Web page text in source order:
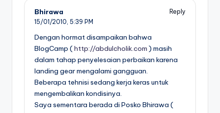
Bhirawa
Reply
15/01/2010, 5:39 PM
Dengan hormat disampaikan bahwa
BlogCamp (http://abdulcholik.com ) masih
dalam tahap penyelesaian perbaikan karena
landing gear mengalami gangguan.
Beberapa tehnisi sedang kerja keras untuk
mengembalikan kondisinya.
Saya sementara berada di Posko Bhirawa (